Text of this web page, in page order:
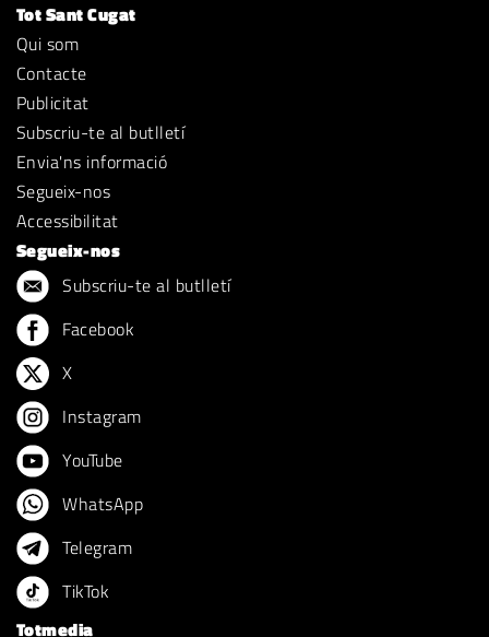
Tot Sant Cugat
Qui som
Contacte
Publicitat
Subscriu-te al butlletí
Envia'ns informació
Segueix-nos
Accessibilitat
Segueix-nos
Subscriu-te al butlletí
Facebook
X
Instagram
YouTube
WhatsApp
Telegram
TikTok
Totmedia